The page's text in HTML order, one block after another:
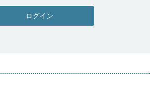
ログイン